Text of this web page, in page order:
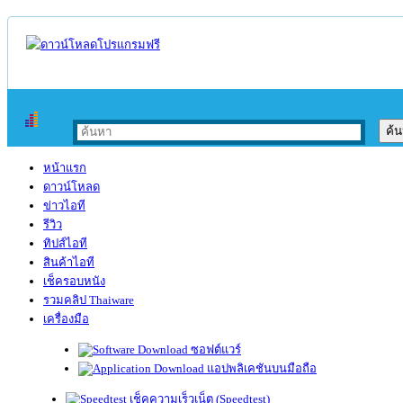
หน้าแรก
ดาวน์โหลด
ข่าวไอที
รีวิว
ทิปส์ไอที
สินค้าไอที
เช็ครอบหนัง
รวมคลิป Thaiware
เครื่องมือ
ซอฟต์แวร์
แอปพลิเคชันบนมือถือ
เช็คความเร็วเน็ต (Speedtest)